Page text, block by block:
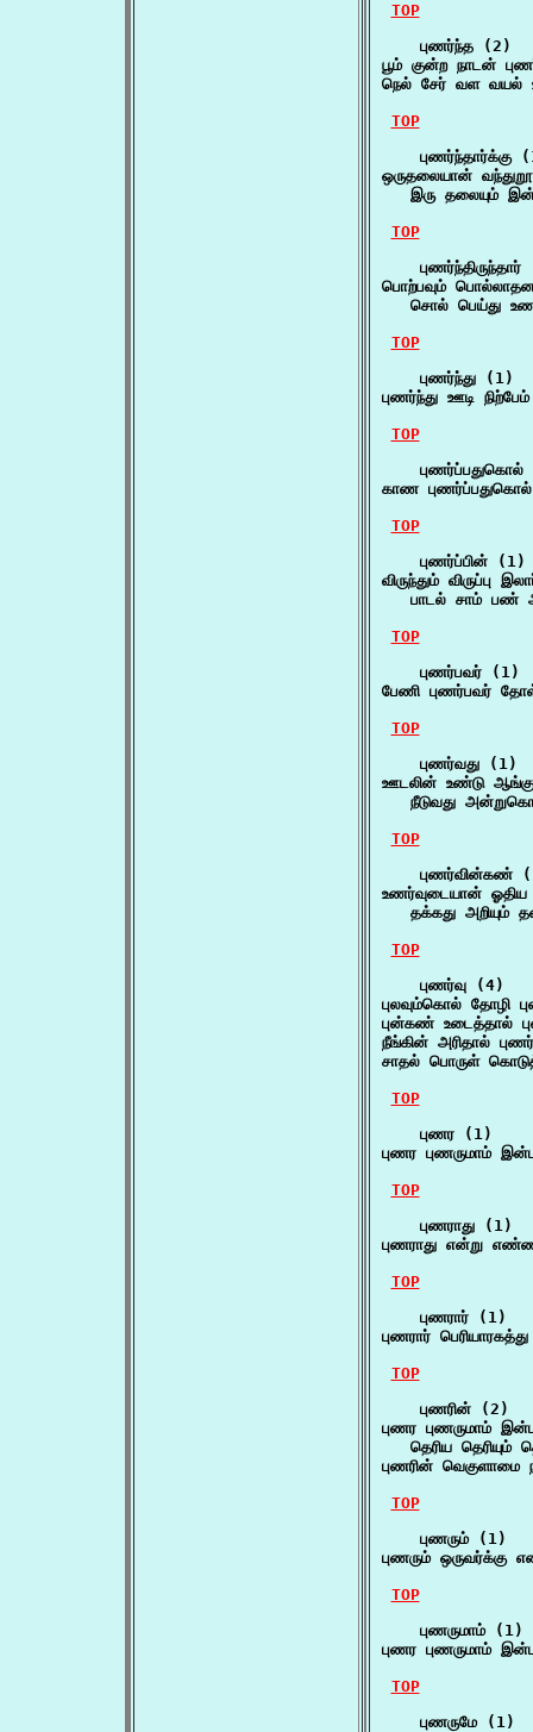
TOP
    புணர்ந்த (2)
பூம் குன்ற நாடன்
நெல் சேர் வள வயல்
TOP
புணர்ந்தார்க்கு
ஒருதலையான்
இரு தலையும்
TOP
புணர்ந்திருந்தார்
பொற்பவும்
சொல் பெய்து
TOP
    புணர்ந்து (1)
புணர்ந்து ஊடி
TOP
புணர்ப்பதுகொல்
காண
TOP
    புணர்ப்பின் (1)
விருந்தும் விருப்பு
பாடல் சாம் பண்
TOP
    புணர்பவர் (1)
பேணி புணர்பவர்
TOP
    புணர்வது (1)
ஊடலின் உண்டு
நீடுவது
TOP
புணர்வின்கண்
உணர்வுடையான்
தக்கது அறியும்
TOP
    புணர்வு (4)
புலவும்கொல் தோழி
புன்கண் உடைத்தால்
நீங்கின் அரிதால்
சாதல் பொருள்
TOP
    புணர (1)
புணர புணருமாம்
TOP
    புணராது (1)
புணராது என்று
TOP
    புணரார் (1)
புணரார்
TOP
    புணரின் (2)
புணர புணருமாம்
தெரிய தெரியும்
புணரின்
TOP
    புணரும் (1)
புணரும் ஒருவர்க்கு
TOP
    புணருமாம் (1)
புணர புணருமாம்
TOP
    புணருமே (1)